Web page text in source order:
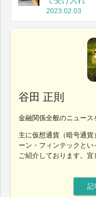
2023.02.03
谷田 正則
金融関係全般のニュース
主に仮想通貨（暗号通
ーン・フィンテックと
ご紹介しております。宜
記